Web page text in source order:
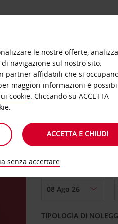
Scegli una
DAL GIORNO
TIPOLOGIA DI
le nostre offerte,
navigazione sul nostro sito.
partner affidabili che si
maggiori informazioni è
cookie. Cliccando su ACCETTA
ACCETTA E CHIUDI
senza accettare